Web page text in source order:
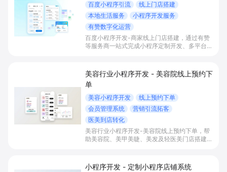
百度小程序引流
线上门店搭建
本地生活服务
小程序开发服务
有赞数字化运营
百度小程序开发-商家线上门店搭建，通过有赞
等服务商一站式完成小程序定制开发、多平台联
提升到店与下单转化。
美容行业小程序开发 - 美容院线上预约下
单
美容小程序开发
线上预约下单
会员管理系统
营销引流拓客
医美到店转化
美容行业小程序开发-美容院线上预约下单，帮
助美容院、美甲美睫、美发及轻医美门店搭建线
引流拓客、提升到店转化和复购。
小程序开发 - 定制小程序店铺系统